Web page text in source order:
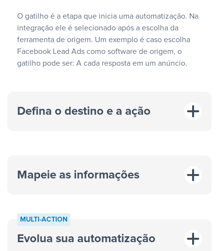
O gatilho é a etapa que inicia uma automatização. Na
integração ele é selecionado após a escolha da
ferramenta de origem. Um exemplo é caso escolha
Facebook Lead Ads como software de origem, o
gatilho pode ser: A cada resposta em um anúncio.
Defina o destino e a ação
“A cada resposta em um anúncio”
Mapeie as informações
MULTI-ACTION
Evolua sua automatização